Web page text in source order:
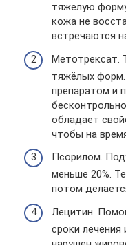
тяжелую
кожа не
встречаются
Метотрексат.
тяжёлых форм.
препаратом и
обладает
чтобы на
Псорилом.
меньше 20%.
потом
Лецитин.
сроки